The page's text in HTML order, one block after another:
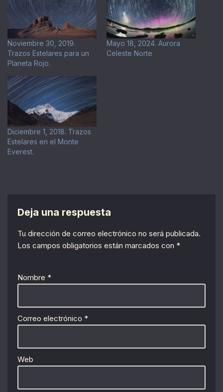
Noviembre 30, 2019.
Trazos Estelares para un
Planeta Rojo.
Mayo 18, 2024. Aurora
Celeste Norte
Diciembre 1, 2018. Trazos
Estelares en el Monte
Everest.
Deja una respuesta
Tu dirección de correo electrónico no será publicada.
Los campos obligatorios están marcados con *
Nombre *
Correo electrónico *
Web